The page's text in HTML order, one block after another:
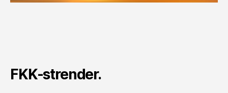
FKK-strender.